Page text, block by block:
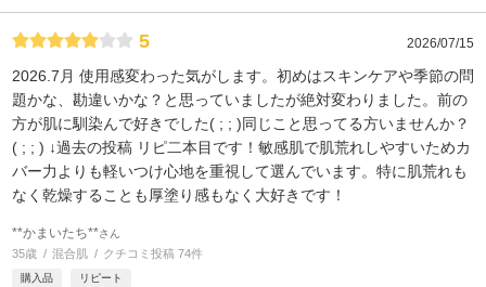
5 2026/07/15
2026.7月 使用感変わった気がします。初めはスキンケアや季節の問
題かな、勘違いかな？と思っていましたが絶対変わりました。前の
方が肌に馴染んで好きでした( ; ; )同じこと思ってる方いませんか？
( ; ; ) ↓過去の投稿 リピ二本目です！敏感肌で肌荒れしやすいためカ
バー力よりも軽いつけ心地を重視して選んでいます。特に肌荒れも
なく乾燥することも厚塗り感もなく大好きです！
**かまいたち**さん
35歳 混合肌 クチコミ投稿 74件
購入品 リピート